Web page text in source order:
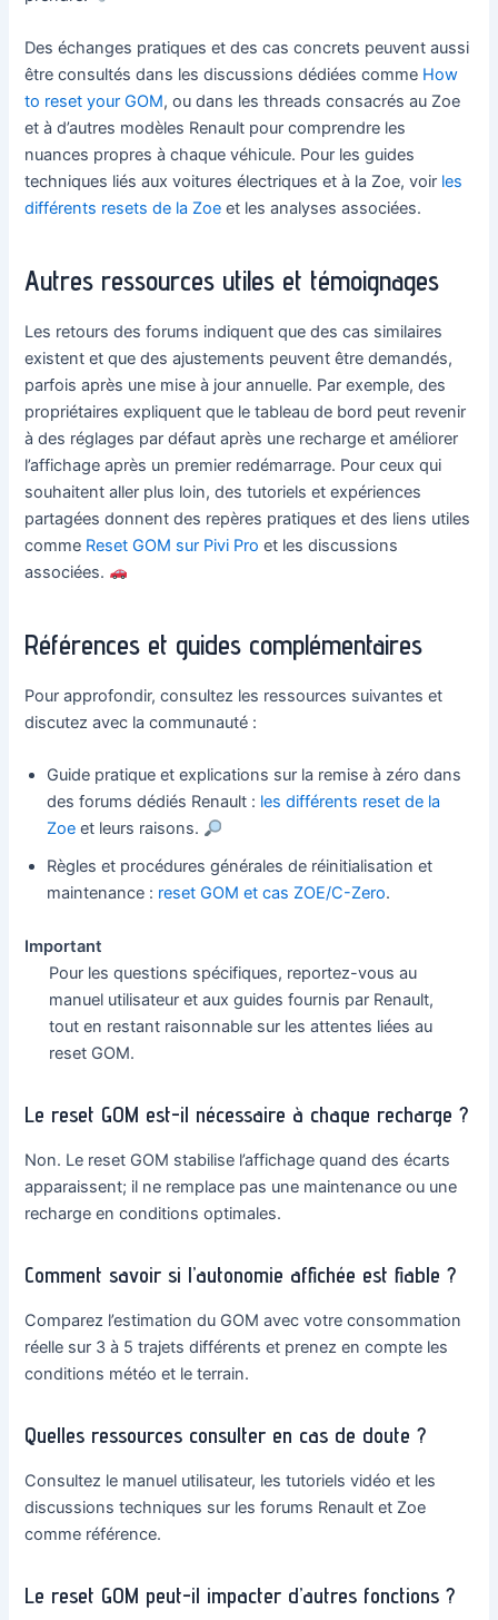
Des échanges pratiques et des cas concrets peuvent aussi
être consultés dans les discussions dédiées comme How
to reset your GOM, ou dans les threads consacrés au Zoe
et à d’autres modèles Renault pour comprendre les
nuances propres à chaque véhicule. Pour les guides
techniques liés aux voitures électriques et à la Zoe, voir les
différents resets de la Zoe et les analyses associées.
Autres ressources utiles et témoignages
Les retours des forums indiquent que des cas similaires
existent et que des ajustements peuvent être demandés,
parfois après une mise à jour annuelle. Par exemple, des
propriétaires expliquent que le tableau de bord peut revenir
à des réglages par défaut après une recharge et améliorer
l’affichage après un premier redémarrage. Pour ceux qui
souhaitent aller plus loin, des tutoriels et expériences
partagées donnent des repères pratiques et des liens utiles
comme Reset GOM sur Pivi Pro et les discussions
associées.
Références et guides complémentaires
Pour approfondir, consultez les ressources suivantes et
discutez avec la communauté :
Guide pratique et explications sur la remise à zéro dans
des forums dédiés Renault : les différents reset de la
Zoe et leurs raisons.
Règles et procédures générales de réinitialisation et
maintenance : reset GOM et cas ZOE/C-Zero.
Important
Pour les questions spécifiques, reportez-vous au
manuel utilisateur et aux guides fournis par Renault,
tout en restant raisonnable sur les attentes liées au
reset GOM.
Le reset GOM est-il nécessaire à chaque recharge ?
Non. Le reset GOM stabilise l’affichage quand des écarts
apparaissent; il ne remplace pas une maintenance ou une
recharge en conditions optimales.
Comment savoir si l’autonomie affichée est fiable ?
Comparez l’estimation du GOM avec votre consommation
réelle sur 3 à 5 trajets différents et prenez en compte les
conditions météo et le terrain.
Quelles ressources consulter en cas de doute ?
Consultez le manuel utilisateur, les tutoriels vidéo et les
discussions techniques sur les forums Renault et Zoe
comme référence.
Le reset GOM peut-il impacter d’autres fonctions ?